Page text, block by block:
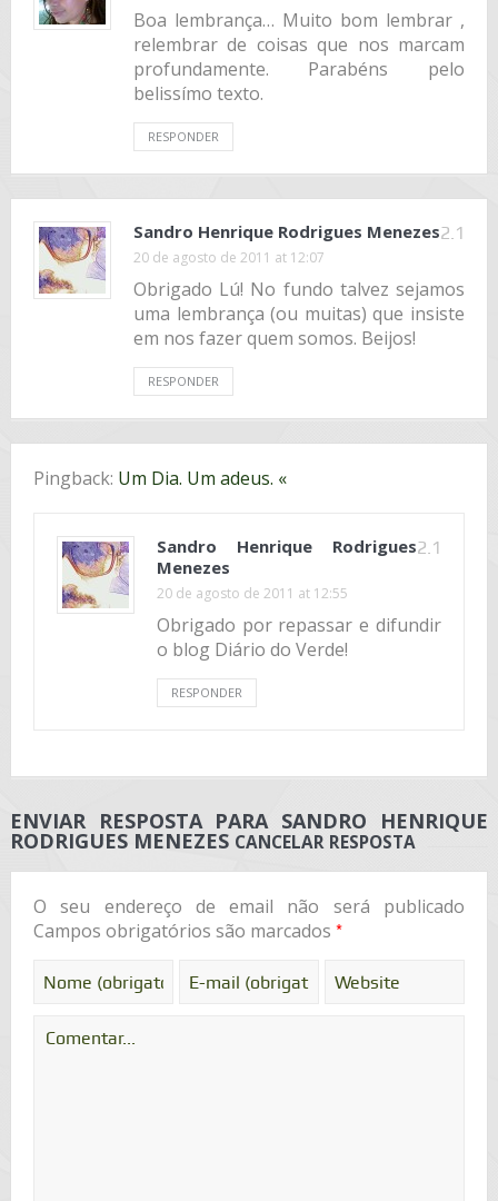
Boa lembrança… Muito bom lembrar ,
relembrar de coisas que nos marcam
profundamente. Parabéns pelo
belissímo texto.
RESPONDER
2.1
Sandro Henrique Rodrigues Menezes
20 de agosto de 2011 at 12:07
Obrigado Lú! No fundo talvez sejamos
uma lembrança (ou muitas) que insiste
em nos fazer quem somos. Beijos!
RESPONDER
Pingback: Um Dia. Um adeus. «
2.1
Sandro Henrique Rodrigues
Menezes
20 de agosto de 2011 at 12:55
Obrigado por repassar e difundir
o blog Diário do Verde!
RESPONDER
ENVIAR RESPOSTA PARA SANDRO HENRIQUE
RODRIGUES MENEZES CANCELAR RESPOSTA
O seu endereço de email não será publicado
Campos obrigatórios são marcados *